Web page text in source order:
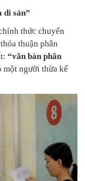
di sản”
thức chuyển
thuận phân
“văn bản phân
một người thừa kế